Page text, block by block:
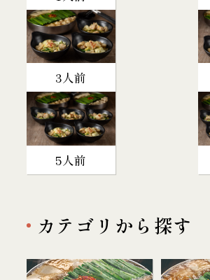
3人前
5人前
カテゴリから探す